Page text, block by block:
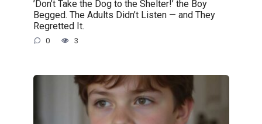
’Don’t Take the Dog to the Shelter!’ the Boy
Begged. The Adults Didn’t Listen — and They
Regretted It.
0 3